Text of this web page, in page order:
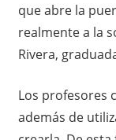
que abre la
realmente a la
Rivera,
Los profesores
además de